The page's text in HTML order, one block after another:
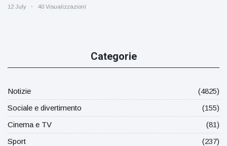
12 July 40 Visualizzazioni
Categorie
Notizie
(4825)
Sociale e divertimento
(155)
Cinema e TV
(81)
Sport
(237)